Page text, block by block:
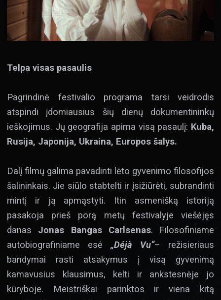
Telpa visas pasaulis
Pagrindinė festivalio programa tarsi veidrodis
atspindi įdomiausius šių dienų dokumentininkų
ieškojimus. Jų geografija apima visą pasaulį: Kuba,
Rusija, Japonija, Ukraina, Europos šalys.
Dalį filmų galima pavadinti lėto gyvenimo filosofijos
šalininkais. Jie siūlo stabtelti ir įsižiūrėti, subrandinti
mintį ir ją apmąstyti. Itin asmenišką istoriją
pasakoja prieš porą metų festivalyje viešėjęs
danas Jonas Bangas Carlsenas. Filosofiniame
autobiografiniame esė „Déjà Vu“– režisieriaus
bandymai rasti atsakymus į visą gyvenimą
kamavusius klausimus, kelti ir ankstesnėje jo
kūryboje. Meistriškai parinktos ir viena kitą